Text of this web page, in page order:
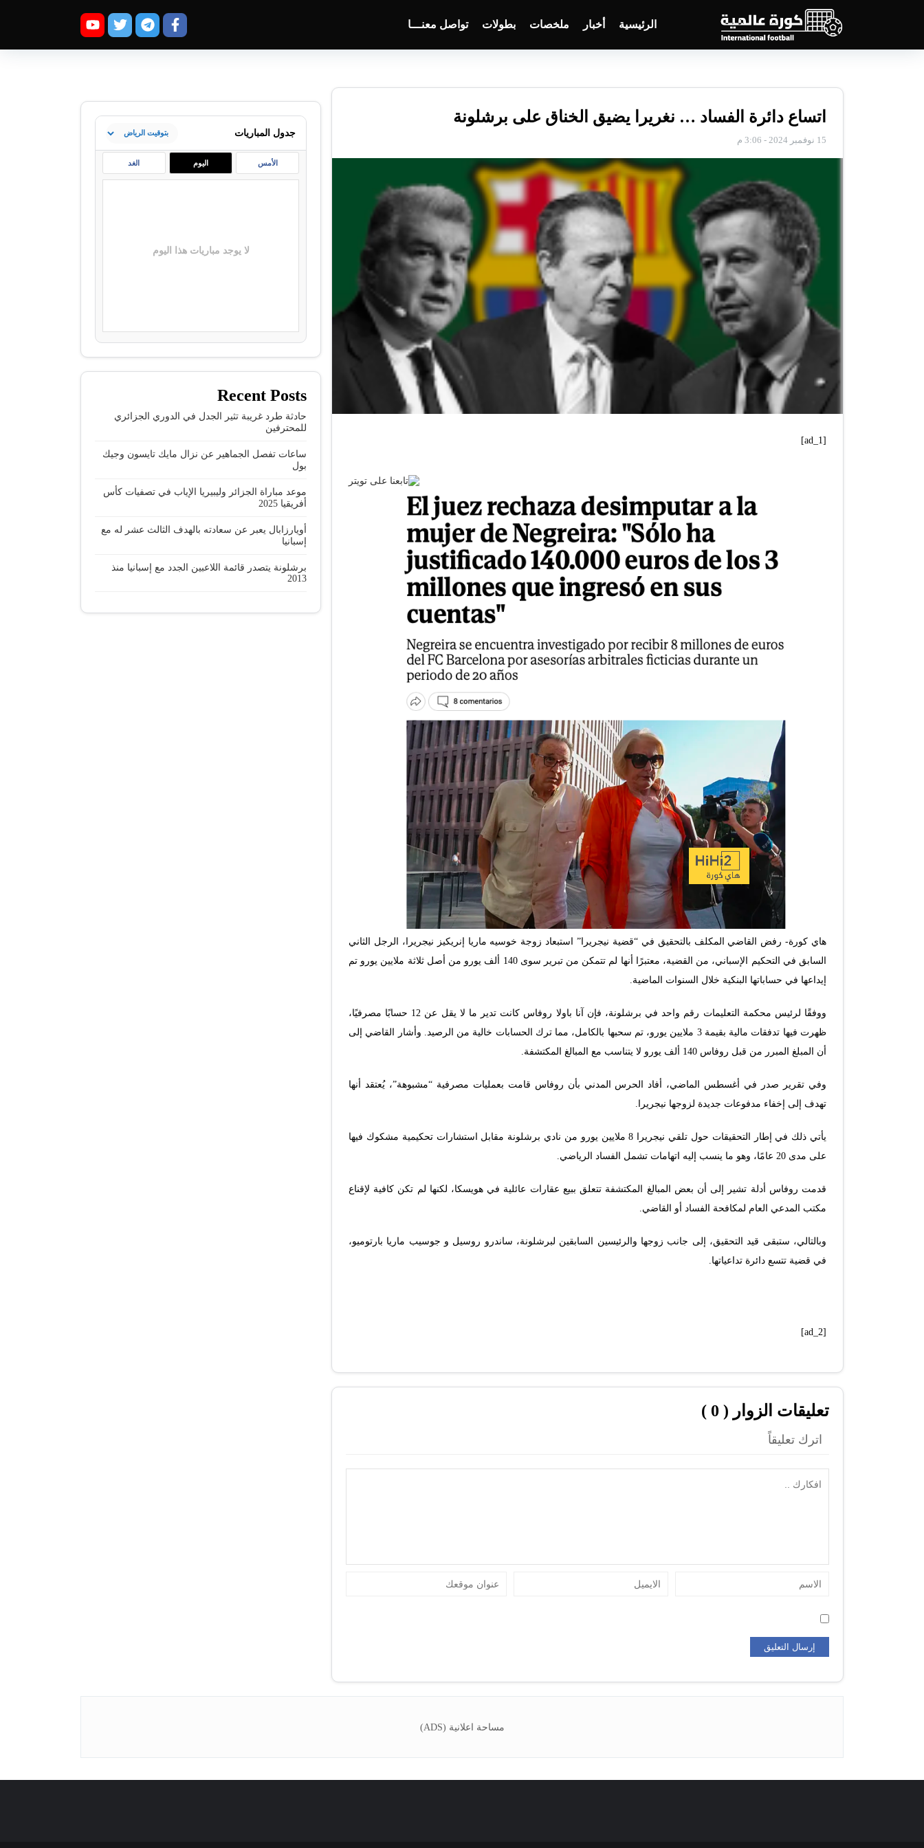
الرئيسية أخبار ملخصات بطولات تواصل معنـــا
اتساع دائرة الفساد … نغريرا يضيق الخناق على برشلونة
15 نوفمبر 2024 - 3:06 م
[ad_1]
هاي كورة- رفض القاضي المكلف بالتحقيق في “قضية نيجريرا” استبعاد زوجة خوسيه ماريا إنريكيز نيجريرا، الرجل الثاني
السابق في التحكيم الإسباني، من القضية، معتبرًا أنها لم تتمكن من تبرير سوى 140 ألف يورو من أصل ثلاثة ملايين يورو تم
إيداعها في حساباتها البنكية خلال السنوات الماضية.
ووفقًا لرئيس محكمة التعليمات رقم واحد في برشلونة، فإن آنا باولا روفاس كانت تدير ما لا يقل عن 12 حسابًا مصرفيًا،
ظهرت فيها تدفقات مالية بقيمة 3 ملايين يورو، تم سحبها بالكامل، مما ترك الحسابات خالية من الرصيد. وأشار القاضي إلى
أن المبلغ المبرر من قبل روفاس 140 ألف يورو لا يتناسب مع المبالغ المكتشفة.
وفي تقرير صدر في أغسطس الماضي، أفاد الحرس المدني بأن روفاس قامت بعمليات مصرفية “مشبوهة”، يُعتقد أنها
تهدف إلى إخفاء مدفوعات جديدة لزوجها نيجريرا.
يأتي ذلك في إطار التحقيقات حول تلقي نيجريرا 8 ملايين يورو من نادي برشلونة مقابل استشارات تحكيمية مشكوك فيها
على مدى 20 عامًا، وهو ما ينسب إليه اتهامات تشمل الفساد الرياضي.
قدمت روفاس أدلة تشير إلى أن بعض المبالغ المكتشفة تتعلق ببيع عقارات عائلية في هويسكا، لكنها لم تكن كافية لإقناع
مكتب المدعي العام لمكافحة الفساد أو القاضي.
وبالتالي، ستبقى قيد التحقيق، إلى جانب زوجها والرئيسين السابقين لبرشلونة، ساندرو روسيل و جوسيب ماريا بارتوميو،
في قضية تتسع دائرة تداعياتها.
[ad_2]
تعليقات الزوار ( 0 )
اترك تعليقاً
جدول المباريات
الأمس اليوم الغد
لا يوجد مباريات هذا اليوم
Recent Posts
حادثة طرد غريبة تثير الجدل في الدوري الجزائري
للمحترفين
ساعات تفصل الجماهير عن نزال مايك تايسون وجيك
بول
موعد مباراة الجزائر وليبيريا الإياب في تصفيات كأس
أفريقيا 2025
أويارزابال يعبر عن سعادته بالهدف الثالث عشر له مع
إسبانيا
برشلونة يتصدر قائمة اللاعبين الجدد مع إسبانيا منذ
2013
مساحة اعلانية (ADS)